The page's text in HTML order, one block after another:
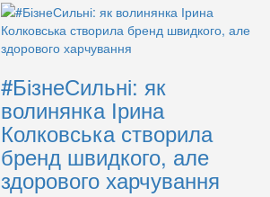
#БізнеСильні: як
волинянка Ірина
Колковська створила
бренд швидкого, але
здорового харчування